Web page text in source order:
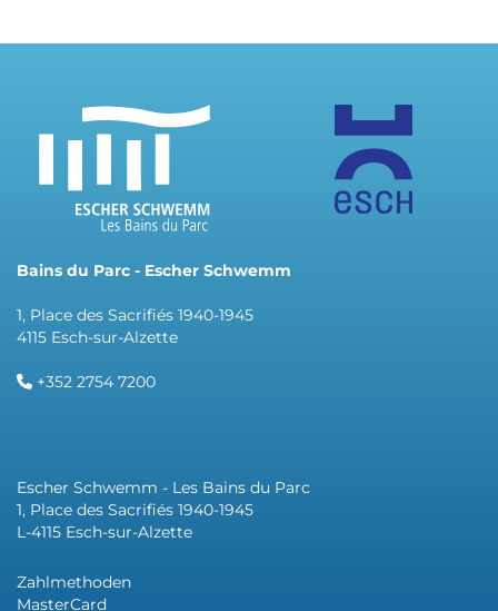
Bains du Parc - Escher Schwemm
1, Place des Sacrifiés 1940-1945
4115 Esch-sur-Alzette
+352 2754 7200
Escher Schwemm - Les Bains du Parc
1, Place des Sacrifiés 1940-1945
L-4115 Esch-sur-Alzette
Zahlmethoden
MasterCard